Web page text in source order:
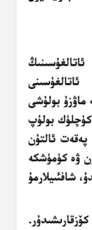
ماۋزۇ بولۇشى
بولۇپ
پەقەت ئالتۇن
ۋە كۈمۈشكە
شافئىيلارمۇ